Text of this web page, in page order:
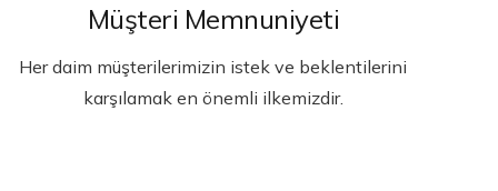
Müşteri Memnuniyeti
Her daim müşterilerimizin istek ve beklentilerini
karşılamak en önemli ilkemizdir.